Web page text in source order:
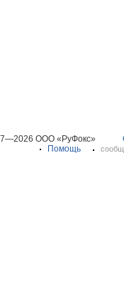
ООО «РуФокс»
Помощь